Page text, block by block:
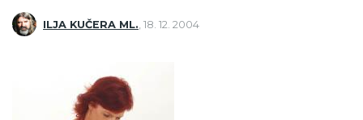
ILJA KUČERA ML. 18. 12. 2004